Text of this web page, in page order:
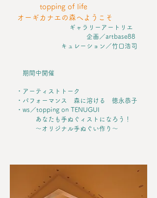
topping of life
オーギカナエの森へようこそ
ギャラリーアートリエ
企画／artbase88
キュレーション／竹口浩司
期間中開催
・アーティストトーク
・パフォーマンス 森に溶ける 徳永恭子
・ws／topping on TENUGUI
あなたも手ぬぐィストになろう！
〜オリジナル手ぬぐい作り〜